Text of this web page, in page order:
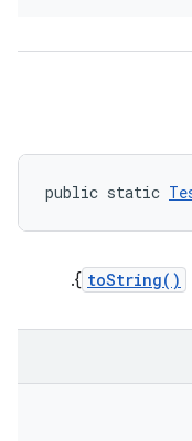
public static
toString()
}.